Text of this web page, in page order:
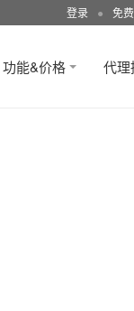
登录 ● 免
功能&价格 代理